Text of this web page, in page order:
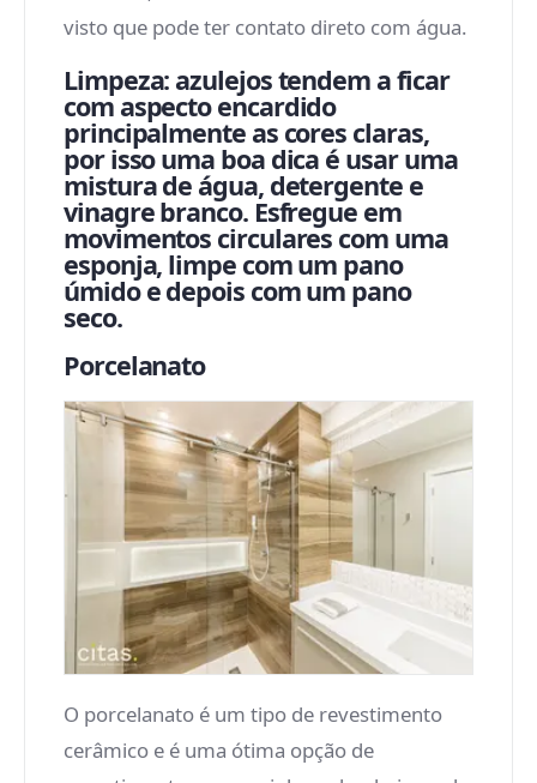
visto que pode ter contato direto com água.
Limpeza: azulejos tendem a ficar
com aspecto encardido
principalmente as cores claras,
por isso uma boa dica é usar uma
mistura de água, detergente e
vinagre branco. Esfregue em
movimentos circulares com uma
esponja, limpe com um pano
úmido e depois com um pano
seco.
Porcelanato
O porcelanato é um tipo de revestimento
cerâmico e é uma ótima opção de